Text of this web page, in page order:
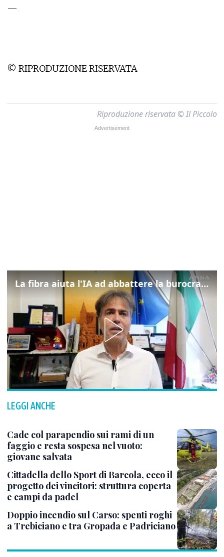
—
© RIPRODUZIONE RISERVATA
Riproduzione riservata © Il Piccolo
La fibra aiuta l'IA ad abbattere la burocrazia, progetto pilota in Veneto
LEGGI ANCHE
Cade col parapendio sui rami di un
faggio e resta sospesa nel vuoto:
giovane salvata
Cittadella dello Sport di Barcola, ecco il
progetto dei vincitori: struttura coperta
e campi da padel
Doppio incendio sul Carso: spenti roghi
a Trebiciano e tra Gropada e Padriciano